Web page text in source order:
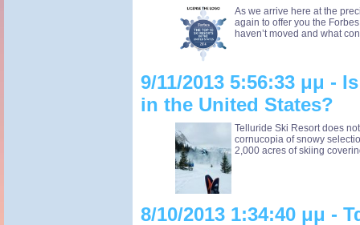
As we arrive here at the
again to offer you the
haven’t moved and what
9/11/2013 5:56:33 μμ -
in the United States?
Telluride Ski Resort does
cornucopia of snowy
2,000 acres of skiing
8/10/2013 1:34:40 μμ -